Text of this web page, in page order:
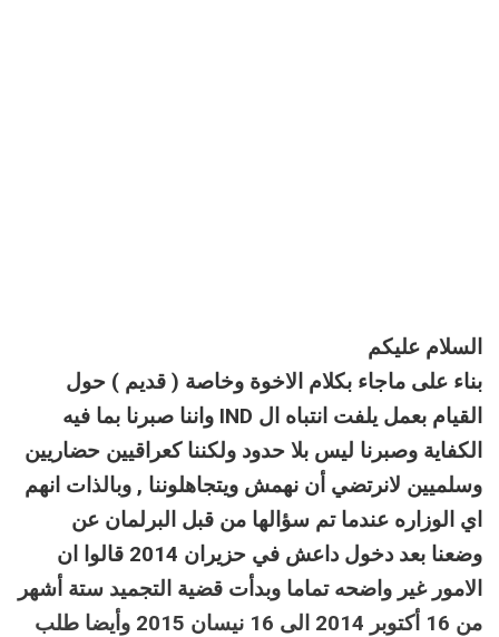
السلام عليكم
بناء على ماجاء بكلام الاخوة وخاصة ( قديم ) حول
القيام بعمل يلفت انتباه ال IND واننا صبرنا بما فيه
الكفاية وصبرنا ليس بلا حدود ولكننا كعراقيين حضاريين
وسلميين لانرتضي أن نهمش ويتجاهلوننا , وبالذات انهم
اي الوزاره عندما تم سؤالها من قبل البرلمان عن
وضعنا بعد دخول داعش في حزيران 2014 قالوا ان
الامور غير واضحه تماما وبدأت قضية التجميد ستة أشهر
من 16 أكتوبر 2014 الى 16 نيسان 2015 وأيضا طلب